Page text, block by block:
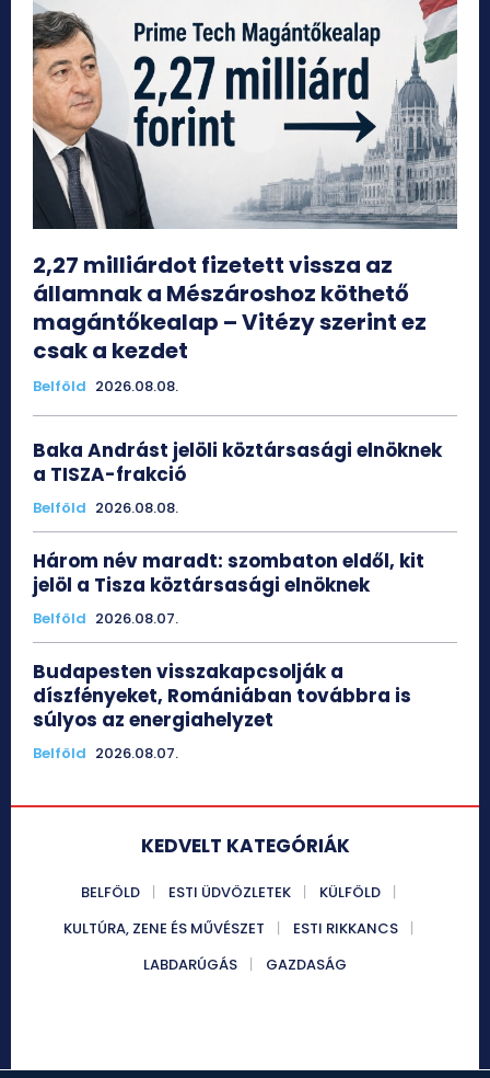
2,27 milliárdot fizetett vissza az
államnak a Mészároshoz köthető
magántőkealap – Vitézy szerint ez
csak a kezdet
Belföld 2026.08.08.
Baka Andrást jelöli köztársasági elnöknek
a TISZA-frakció
Belföld 2026.08.08.
Három név maradt: szombaton eldől, kit
jelöl a Tisza köztársasági elnöknek
Belföld 2026.08.07.
Budapesten visszakapcsolják a
díszfényeket, Romániában továbbra is
súlyos az energiahelyzet
Belföld 2026.08.07.
KEDVELT KATEGÓRIÁK
BELFÖLD ESTI ÜDVÖZLETEK
KÜLFÖLD
KULTÚRA, ZENE ÉS MŰVÉSZET
ESTI RIKKANCS
LABDARÚGÁS
GAZDASÁG